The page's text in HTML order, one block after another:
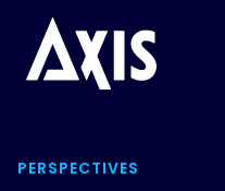
PERSPECTIVES